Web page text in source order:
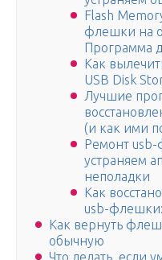
Flash
флешки на
Программа
Как
USB Disk
Лучшие
(и как ими
Ремонт
устраняем
неполадки
Как
usb-флешки:
Как вернуть
обычную
Что делать, если